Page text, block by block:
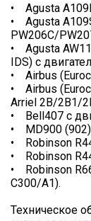
• Agusta
• Agusta
PW206C/
• Agusta
IDS) с
• Airbus
• Airbus
Arriel 2B/2B1/
• Bell407 c
• MD900 (902)
• Robinson
• Robinson
• Robinson
C300/A1).
Техническое